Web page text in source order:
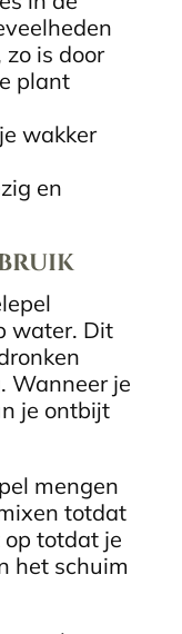
is door
plant
wakker
en
water. Dit
Wanneer je
je ontbijt
mengen
totdat
totdat je
het schuim